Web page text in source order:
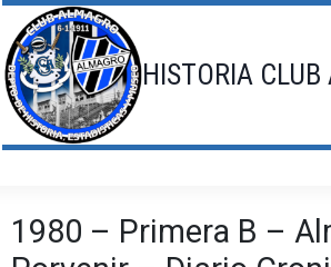
Saltar
al
contenido
HISTORIA
1980 – Primera B –